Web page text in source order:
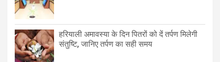
हरियाली अमावस्या के दिन पितरों को दें तर्पण मिलेगी
संतुष्टि, जानिए तर्पण का सही समय